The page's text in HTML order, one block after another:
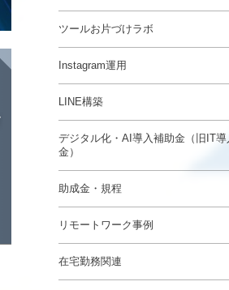
ツールお片づけラボ
Instagram運用
LINE構築
デジタル化・AI導入補助金（旧IT導
金）
助成金・規程
リモートワーク事例
在宅勤務関連